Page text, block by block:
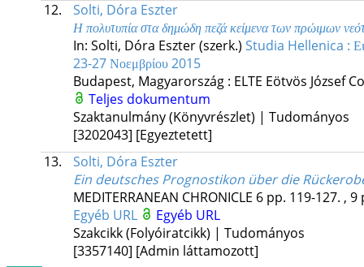
12.
Solti, Dóra Eszter
Η πολυτυπία στα δημώδη πεζά κείμενα των πρώιμων
In: Solti, Dóra Eszter (szerk.) Studia Hellenica :
23-27 Νοεμβρίου 2015
Budapest, Magyarország : ELTE Eötvös József
Teljes dokumentum
Szaktanulmány (Könyvrészlet) | Tudományos
[3202043] [Egyeztetett]
13.
Solti, Dóra Eszter
Ein deutsches Prognostikon über die
MEDITERRANEAN CHRONICLE 6 pp. 119-127. , 9
Egyéb URL
Egyéb URL
Szakcikk (Folyóiratcikk) | Tudományos
[3357140] [Admin láttamozott]